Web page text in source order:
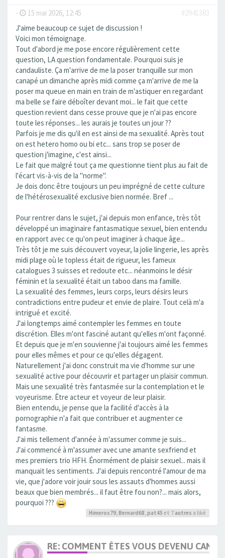
- 15 mai 2026, 12:45
#2941383
J'aime beaucoup ce sujet de discussion !
Voici mon témoignage.
Tout d'abord je me pose encore régulièrement cette
question, LA question fondamentale. Pourquoi suis je
candauliste. Ça m'arrive de me la poser tranquille sur mon
canapé un dimanche après midi comme ça m'arrive de me la
poser ma queue en main en train de m'astiquer en regardant
ma belle se faire déboîter devant moi... le fait que cette
question revient dans cesse prouve que je n'ai pas encore
toute les réponses... les aurais je toutes un jour ??
Parfois je me dis qu'il en est ainsi de ma sexualité. Après tout
on est hetero homo ou bi etc... sans trop se poser de
question j'imagine, c'est ainsi...
Le fait que malgré tout ça me questionne tient plus au fait de
l'écart vis-à-vis de la "norme".
Je dois donc être toujours un peu imprégné de cette culture
de l'hétérosexualité exclusive bien normée. Bref ...
Pour rentrer dans le sujet, j'ai depuis mon enfance, très tôt
développé un imaginaire fantasmatique sexuel, bien entendu
en rapport avec ce qu'on peut imaginer à chaque âge...
Très tôt je me suis découvert voyeur, la jolie lingerie, les après
midi plage où le topless était de rigueur, les fameux
catalogues 3 suisses et redoute etc... néanmoins le désir
féminin et la sexualité était un taboo dans ma famille.
La sexualité des femmes, leurs corps, leurs désirs leurs
contradictions entre pudeur et envie de plaire. Tout celà m'a
intrigué et excité.
J'ai longtemps aimé contempler les femmes en toute
discrétion. Elles m'ont fasciné autant qu'elles m'ont façonné.
Et depuis que je m'en souvienne j'ai toujours aimé les femmes
pour elles mêmes et pour ce qu'elles dégagent.
Naturellement j'ai donc construit ma vie d'homme sur une
sexualité active pour découvrir et partager un plaisir commun.
Mais une sexualité très fantasmée sur la contemplation et le
voyeurisme. Être acteur et voyeur de leur plaisir.
Bien entendu, je pense que la facilité d'accès à la
pornographie n'a fait que contribuer et augmenter ce
fantasme.
J'ai mis tellement d'année à m'assumer comme je suis...
J'ai commencé à m'assumer avec une amante sexfriend et
mes premiers trio HFH. Énormément de plaisir sexuel... mais il
manquait les sentiments. J'ai depuis rencontré l'amour de ma
vie, que j'adore voir jouir sous les assauts d'hommes aussi
beaux que bien membrés... il faut être fou non?... mais alors,
pourquoi ???
Himeros79 Bernard68 pat45 et 7 autres a liké
RE: COMMENT ÊTES VOUS DEVENU